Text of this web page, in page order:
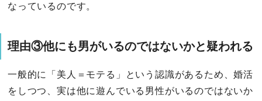
なっているのです。
理由③他にも男がいるのではないかと疑われる
一般的に「美人＝モテる」という認識があるため、婚活
をしつつ、実は他に遊んでいる男性がいるのではないか